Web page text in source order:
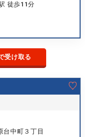
徒歩11分
受け取る
台中町３丁目